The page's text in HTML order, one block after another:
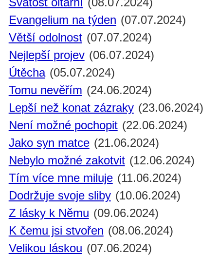
Evangelium na týden (07.07.2024)
Větší odolnost (07.07.2024)
Nejlepší projev (06.07.2024)
Útěcha (05.07.2024)
Tomu nevěřím (24.06.2024)
Lepší než konat zázraky (23.06.2024)
Není možné pochopit (22.06.2024)
Jako syn matce (21.06.2024)
Nebylo možné zakotvit (12.06.2024)
Tím více mne miluje (11.06.2024)
Dodržuje svoje sliby (10.06.2024)
Z lásky k Němu (09.06.2024)
K čemu jsi stvořen (08.06.2024)
Velikou láskou (07.06.2024)